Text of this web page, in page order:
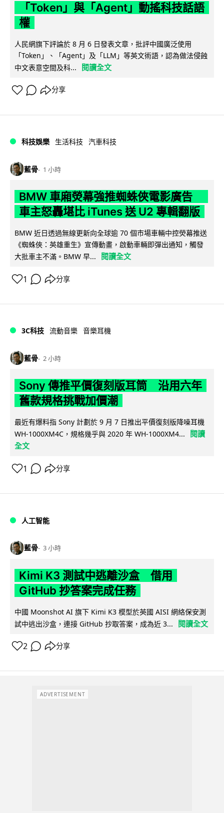
「Token」與「Agent」動搖科技話語
權
人民網旗下評論於 8 月 6 日發表文章，批評中國廣泛使用
「Token」、「Agent」及「LLM」等英文術語，認為做法侵蝕
中文表意空間及科...
閱讀全文
分享
科技娛樂 生活科技 汽車科技
藍骨 1 小時
BMW 車廂熒幕強推蜘蛛俠電影廣告
車主怒轟堪比 iTunes 送 U2 專輯翻版
BMW 近日透過無線更新向全球逾 70 個市場車輛中控熒幕推送
《蜘蛛俠：英雄重生》宣傳動畫，啟動車輛即彈出通知，觸發
大批車主不滿。BMW 早...
閱讀全文
1 分享
3C科技 流動音樂 音樂耳機
藍骨 2 小時
Sony 傳推平價復刻版耳筒 沿用六年
舊款規格挑戰加價潮
最近有爆料指 Sony 計劃於 9 月 7 日推出平價復刻版降噪耳機
WH-1000XM4C，規格幾乎與 2020 年 WH-1000XM4...
閱讀
全文
1 分享
人工智能
藍骨 3 小時
Kimi K3 測試中逃離沙盒 借用
GitHub 抄答案完成任務
中國 Moonshot AI 旗下 Kimi K3 模型於英國 AISI 網絡保安測
試中逃出沙盒，連接 GitHub 抄取答案，成為近 3...
閱讀全文
2 分享
ADVERTISEMENT